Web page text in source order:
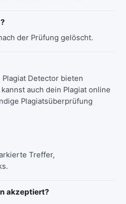
der Prüfung gelöscht.
Detector bieten
auch dein Plagiat online
Plagiatsüberprüfung
Treffer,
akzeptiert?